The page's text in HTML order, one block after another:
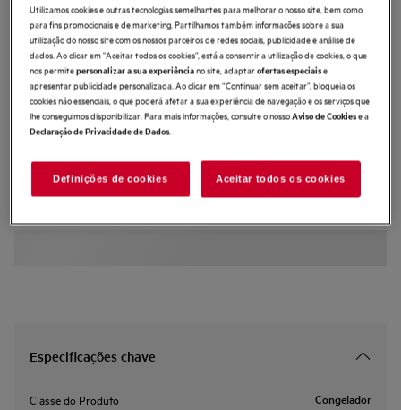
4.8 (5)
No Frost, impede a formação de gelo no congelador
NoFrost, evita a formação de gelo
Revestimento interior do congelador feito com 70% de plástico reciclado.
Especificações chave
Classe do Produto Congelador
Utilizamos cookies e outras tecnologias semelhantes para melhorar o nosso site, bem como
para fins promocionais e de marketing. Partilhamos também informações sobre a sua
utilização do nosso site com os nossos parceiros de redes sociais, publicidade e análise de
dados. Ao clicar em "Aceitar todos os cookies”, está a consentir a utilização de cookies, o que
nos permitepersonalizar a sua experiênciano site, adaptarofertas especiaise
apresentar publicidade personalizada. Ao clicar em “Continuar sem aceitar”, bloqueia os
cookies não essenciais, o que poderá afetar a sua experiência de navegação e os serviços que
lhe conseguimos disponibilizar. Para mais informações, consulte o nossoAviso de Cookiese a
Declaração de Privacidade de Dados.
Definições de cookies Aceitar todos os cookies